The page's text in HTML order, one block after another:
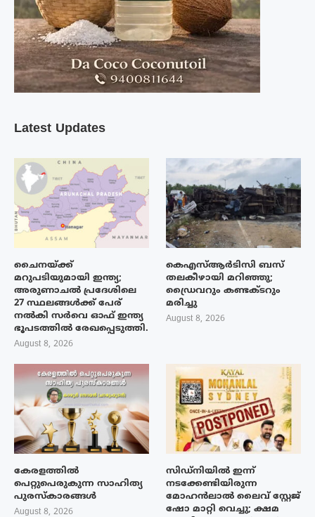
Latest Updates
ചൈനയ്ക്ക്
മറുപടിയുമായി ഇന്ത്യ;
അരുണാചൽ പ്രദേശിലെ
27 സ്ഥലങ്ങൾക്ക് പേര്
നൽകി സർവെ ഓഫ് ഇന്ത്യ
ഭൂപടത്തിൽ രേഖപ്പെടുത്തി.
August 8, 2026
കെഎസ്ആർടിസി ബസ്
തലകീഴായി മറിഞ്ഞു;
ഡ്രൈവറും കണ്ടക്ടറും
മരിച്ചു
August 8, 2026
കേരളത്തിൽ
പെറ്റുപെരുകുന്ന സാഹിത്യ
പുരസ്‌കാരങ്ങൾ
August 8, 2026
സിഡ്നിയിൽ ഇന്ന്
നടക്കേണ്ടിയിരുന്ന
മോഹൻലാൽ ലൈവ് സ്റ്റേജ്
ഷോ മാറ്റി വെച്ചു; ക്ഷമ